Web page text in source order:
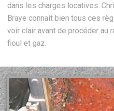
dans les charges locatives.
Braye connait bien tous ces
voir clair avant de procéder au
fioul et gaz.